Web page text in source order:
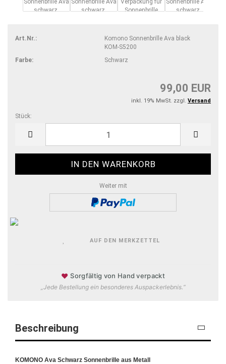
Art.Nr.:
Komono Sonnenbrille Ava black
KOM-S5200
Farbe:
Schwarz
99,00 EUR
inkl. 19% MwSt. zzgl. Versand
Stück:
Weiter mit
AUF DEN MERKZETTEL
♥ Sorgfältig von Hand verpackt
„Jede Bestellung ein besonderes Auspackerlebnis.“
Beschreibung
KOMONO Ava Schwarz Sonnenbrille aus Metall